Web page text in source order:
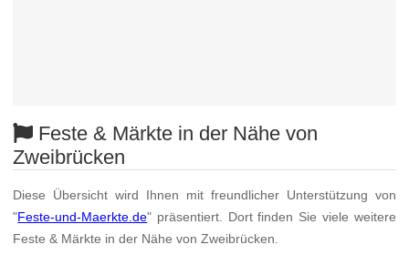
Feste & Märkte in der Nähe von
Zweibrücken
Diese Übersicht wird Ihnen mit freundlicher Unterstützung von
"Feste-und-Maerkte.de" präsentiert. Dort finden Sie viele weitere
Feste & Märkte in der Nähe von Zweibrücken.